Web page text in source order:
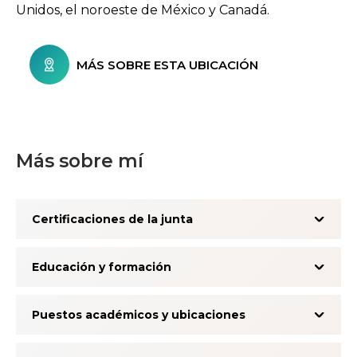
Unidos, el noroeste de México y Canadá.
MÁS SOBRE ESTA UBICACIÓN
Más sobre mí
Certificaciones de la junta
Educación y formación
Puestos académicos y ubicaciones